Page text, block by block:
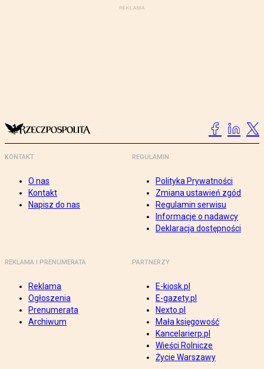
KONTAKT
O nas
Kontakt
Napisz do nas
REGULAMIN
Polityka Prywatności
Zmiana ustawień zgód
Regulamin serwisu
Informacje o nadawcy
Deklaracja dostępności
REKLAMA I PRENUMERATA
Reklama
Ogłoszenia
Prenumerata
Archiwum
PARTNERZY
E-kiosk.pl
E-gazety.pl
Nexto.pl
Mała księgowość
Kancelarierp.pl
Wieści Rolnicze
Życie Warszawy